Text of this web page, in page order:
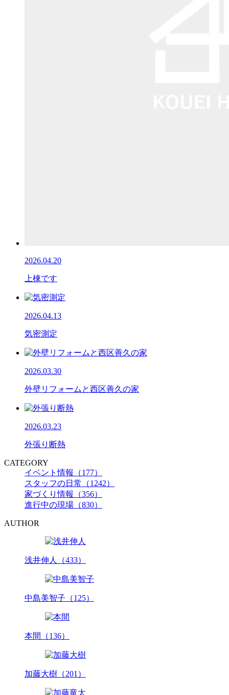
2026.04.20
上棟です
2026.04.13
気密測定
2026.03.30
外壁リフォームと西区善久の家
2026.03.23
外張り断熱
CATEGORY
イベント情報（177）
スタッフの日常（1242）
家づくり情報（356）
進行中の現場（830）
AUTHOR
浅井伸人（433）
中島美智子（125）
本間（136）
加藤大樹（201）